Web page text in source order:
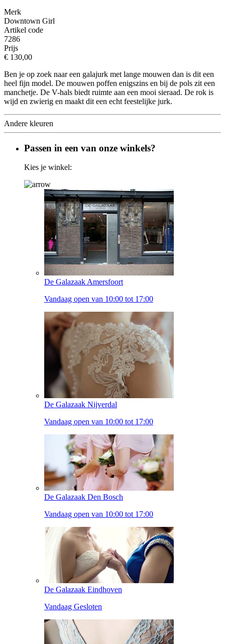
Merk
Downtown Girl
Artikel code
7286
Prijs
€ 130,00
Ben je op zoek naar een galajurk met lange mouwen dan is dit een
heel fijn model. De mouwen poffen enigszins en bij de pols zit een
manchetje. De V-hals biedt ruimte aan een mooi sieraad. De rok is
wijd en zwierig en maakt dit een echt feestelijke jurk.
Andere kleuren
Passen in een van onze winkels?
Kies je winkel:
De Galazaak Amersfoort
Vandaag open van 10:00 tot 17:00
De Galazaak Nijverdal
Vandaag open van 10:00 tot 17:00
De Galazaak Den Bosch
Vandaag open van 10:00 tot 17:00
De Galazaak Eindhoven
Vandaag Gesloten